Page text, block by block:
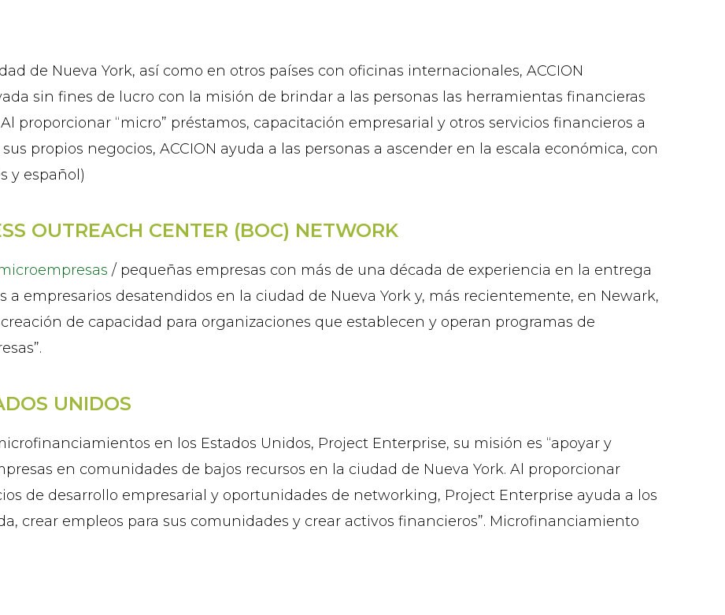
de Nueva York, así como en otros países con oficinas internacionales, ACCION
sin fines de lucro con la misión de brindar a las personas las herramientas financieras
proporcionar “micro” préstamos, capacitación empresarial y otros servicios financieros a
propios negocios, ACCION ayuda a las personas a ascender en la escala económica, con
y español)
OUTREACH CENTER (BOC) NETWORK
/ pequeñas empresas con más de una década de experiencia en la entrega
a empresarios desatendidos en la ciudad de Nueva York y, más recientemente, en Newark,
de capacidad para organizaciones que establecen y operan programas de
UNIDOS
en los Estados Unidos, Project Enterprise, su misión es “apoyar y
en comunidades de bajos recursos en la ciudad de Nueva York. Al proporcionar
de desarrollo empresarial y oportunidades de networking, Project Enterprise ayuda a los
crear empleos para sus comunidades y crear activos financieros”. Microfinanciamiento